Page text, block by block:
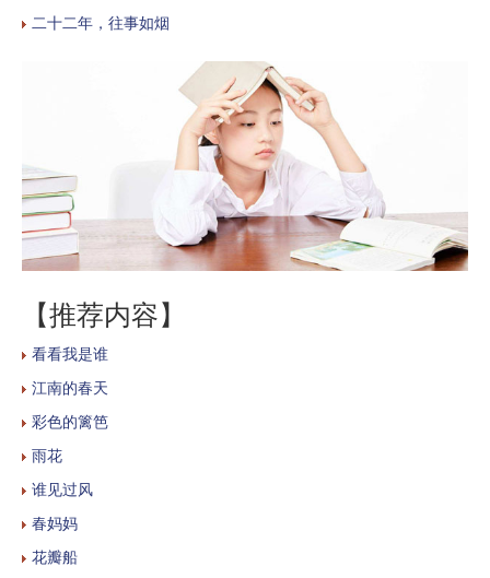
二十二年，往事如烟
【推荐内容】
看看我是谁
江南的春天
彩色的篱笆
雨花
谁见过风
春妈妈
花瓣船